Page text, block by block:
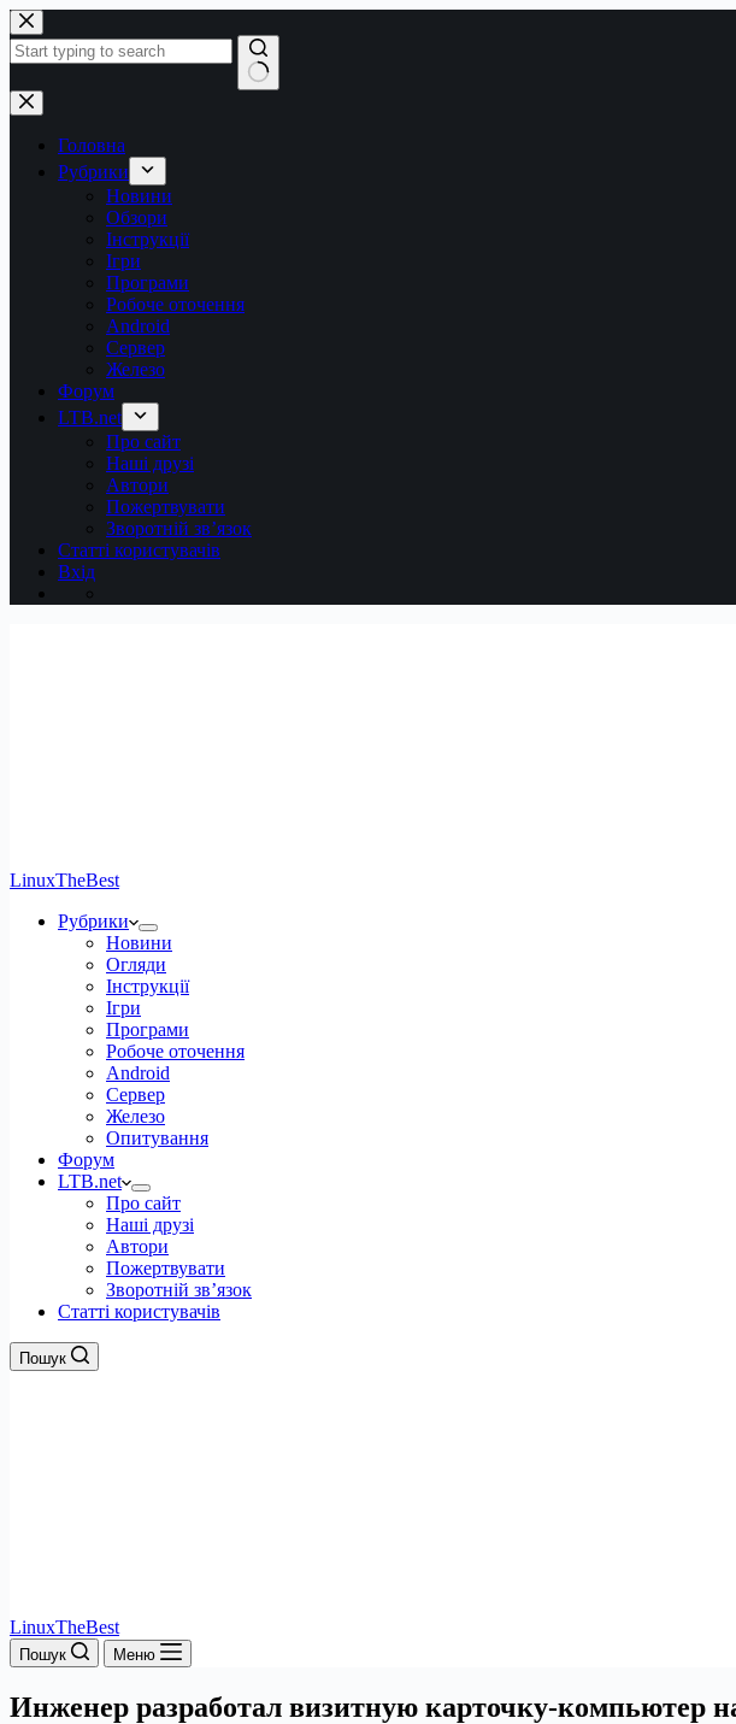
Перейти
до
вмісту
Немає
результатів
Головна
Рубрики
Новини
Обзори
Інструкції
Ігри
Програми
Робоче оточення
Android
Сервер
Железо
Форум
LTB.net
Про сайт
Наші друзі
Автори
Пожертвувати
Зворотній зв’язок
Статті користувачів
Вхід
LinuxTheBest
Рубрики
Новини
Огляди
Інструкції
Ігри
Програми
Робоче оточення
Android
Сервер
Железо
Опитування
Форум
LTB.net
Про сайт
Наші друзі
Автори
Пожертвувати
Зворотній зв’язок
Статті користувачів
Пошук
LinuxTheBest
Пошук Меню
Инженер разработал визитную карточку-компьютер